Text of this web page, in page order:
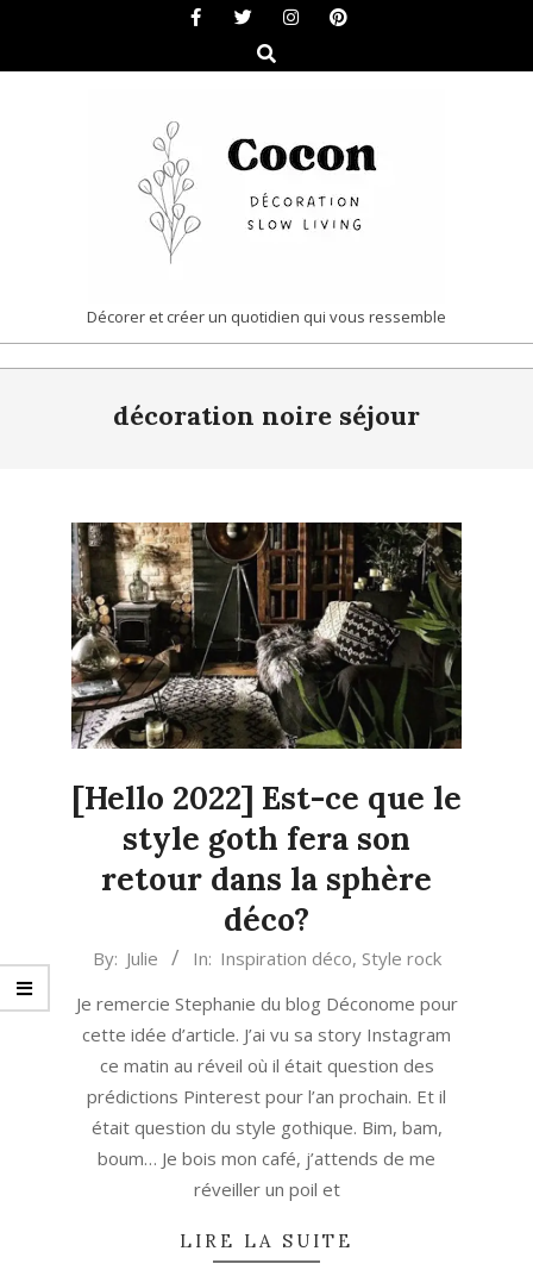
content
Search
COCON
|
DÉCORATION
LIVING
Décorer et créer un quotidien qui vous ressemble
décoration noire séjour
[Hello 2022] Est-ce que le
style goth fera son
retour dans la sphère
déco?
2021-
08
By: Julie In: Inspiration déco, Style rock
Je remercie Stephanie du blog Déconome pour
cette idée d’article. J’ai vu sa story Instagram
ce matin au réveil où il était question des
prédictions Pinterest pour l’an prochain. Et il
était question du style gothique. Bim, bam,
boum… Je bois mon café, j’attends de me
réveiller un poil et
LIRE LA SUITE